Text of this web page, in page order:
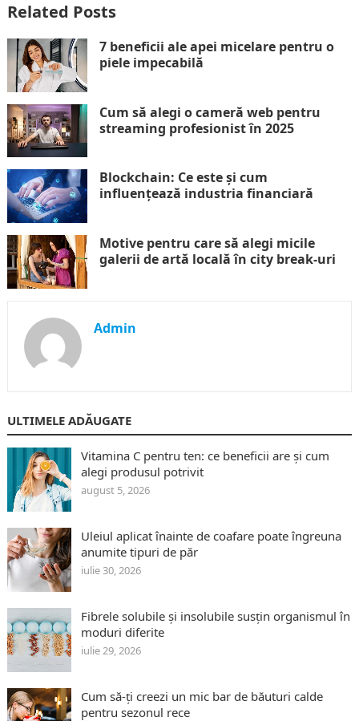
Related Posts
7 beneficii ale apei micelare pentru o
piele impecabilă
Cum să alegi o cameră web pentru
streaming profesionist în 2025
Blockchain: Ce este și cum
influențează industria financiară
Motive pentru care să alegi micile
galerii de artă locală în city break-uri
Admin
ULTIMELE ADĂUGATE
Vitamina C pentru ten: ce beneficii are și cum
alegi produsul potrivit
august 5, 2026
Uleiul aplicat înainte de coafare poate îngreuna
anumite tipuri de păr
iulie 30, 2026
Fibrele solubile și insolubile susțin organismul în
moduri diferite
iulie 29, 2026
Cum să-ți creezi un mic bar de băuturi calde
pentru sezonul rece